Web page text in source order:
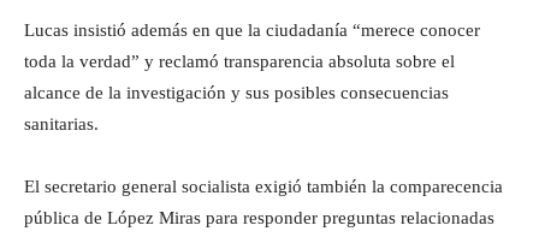
Lucas insistió además en que la ciudadanía “merece conocer
toda la verdad” y reclamó transparencia absoluta sobre el
alcance de la investigación y sus posibles consecuencias
sanitarias.
El secretario general socialista exigió también la comparecencia
pública de López Miras para responder preguntas relacionadas